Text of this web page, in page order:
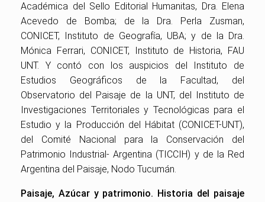
Académica del Sello Editorial Humanitas, Dra. Elena
Acevedo de Bomba; de la Dra. Perla Zusman,
CONICET, Instituto de Geografía, UBA; y de la Dra.
Mónica Ferrari, CONICET, Instituto de Historia, FAU
UNT. Y contó con los auspicios del Instituto de
Estudios Geográficos de la Facultad, del
Observatorio del Paisaje de la UNT, del Instituto de
Investigaciones Territoriales y Tecnológicas para el
Estudio y la Producción del Hábitat (CONICET-UNT),
del Comité Nacional para la Conservación del
Patrimonio Industrial- Argentina (TICCIH) y de la Red
Argentina del Paisaje, Nodo Tucumán.
Paisaje, Azúcar y patrimonio. Historia del paisaje